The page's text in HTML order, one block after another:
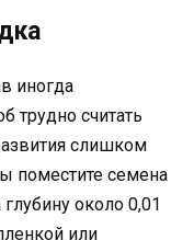
иногда
трудно считать
слишком
поместите семена
около 0,01
или